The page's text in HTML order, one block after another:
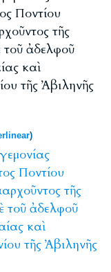
Ποντίου
τῆς
ἀδελφοῦ
καὶ
τῆς Ἀβιληνῆς
)
Ποντίου
τῆς
τοῦ ἀδελφοῦ
καὶ
τῆς Ἀβιληνῆς